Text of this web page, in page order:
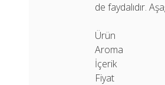
de faydalıdır.
Ürün
Aroma
İçerik
Fiyat